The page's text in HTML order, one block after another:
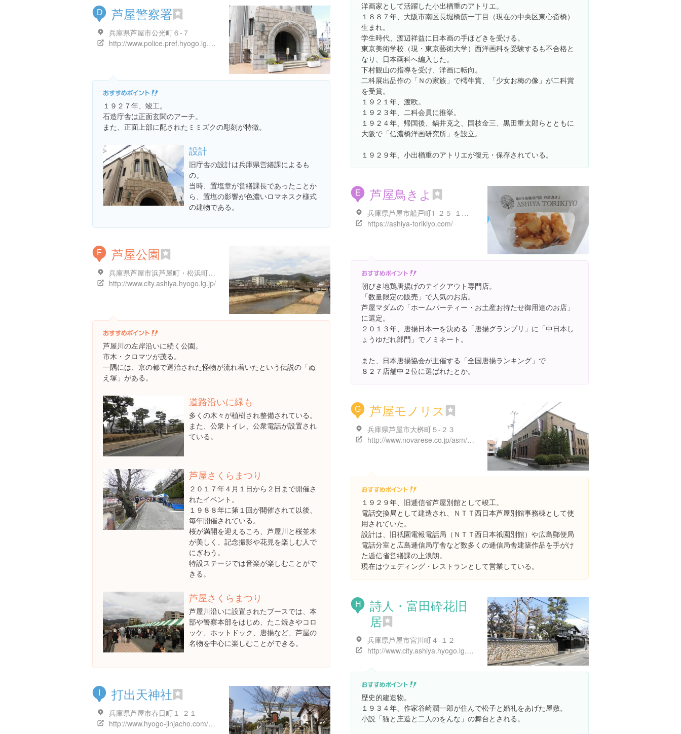
洋画家として活躍した小出楢重のアトリエ。
１８８７年、大阪市南区長堀橋筋一丁目（現在の中央区東心斎橋）
生まれ。
学生時代、渡辺祥益に日本画の手ほどきを受ける。
東京美術学校（現・東京藝術大学）西洋画科を受験するも不合格と
なり、日本画科へ編入した。
下村観山の指導を受け、洋画に転向。
二科展出品作の「Ｎの家族」で樗牛賞、「少女お梅の像」が二科賞
を受賞。
１９２１年、渡欧。
１９２３年、二科会員に推挙。
１９２４年、帰国後、鍋井克之、国枝金三、黒田重太郎らとともに
大阪で「信濃橋洋画研究所」を設立。
１９２９年、小出楢重のアトリエが復元・保存されている。
D 芦屋警察署
兵庫県芦屋市公光町６-７
http://www.police.pref.hyogo.lg.jp/ps/13ashiya/
１９２７年、竣工。
石造庁舎は正面玄関のアーチ。
また、正面上部に配されたミミズクの彫刻が特徴。
設計
旧庁舎の設計は兵庫県営繕課によるも
の。
当時、置塩章が営繕課長であったことか
ら、置塩の影響が色濃いロマネスク様式
の建物である。
E 芦屋鳥きよ
兵庫県芦屋市船戸町1-２５-１１３ アルパ芦屋 東1F
https://ashiya-torikiyo.com/
朝びき地鶏唐揚げのテイクアウト専門店。
「数量限定の販売」で人気のお店。
芦屋マダムの「ホームパーティー・お土産お持たせ御用達のお店」
に選定。
２０１３年、唐揚日本一を決める「唐揚グランプリ」に「中日本し
ょうゆだれ部門」でノミネート。
また、日本唐揚協会が主催する「全国唐揚ランキング」で
８２７店舗中２位に選ばれたとか。
F 芦屋公園
兵庫県芦屋市浜芦屋町・松浜町西部 芦屋川沿い
http://www.city.ashiya.hyogo.lg.jp/
芦屋川の左岸沿いに続く公園。
市木・クロマツが茂る。
一隅には、京の都で退治された怪物が流れ着いたという伝説の「ぬ
え塚」がある。
道路沿いに緑も
多くの木々が植樹され整備されている。
また、公衆トイレ、公衆電話が設置され
ている。
芦屋さくらまつり
２０１７年４月１日から２日まで開催さ
れたイベント。
１９８８年に第１回が開催されて以後、
毎年開催されている。
桜が満開を迎えるころ、芦屋川と桜並木
が美しく、記念撮影や花見を楽しむ人で
にぎわう。
特設ステージでは音楽が楽しむことがで
きる。
芦屋さくらまつり
芦屋川沿いに設置されたブースでは、本
部や警察本部をはじめ、たこ焼きやコロ
ッケ、ホットドック、唐揚など、芦屋の
名物を中心に楽しむことができる。
G 芦屋モノリス
兵庫県芦屋市大桝町５-２３
http://www.novarese.co.jp/asm/restaurant/
１９２９年、旧逓信省芦屋別館として竣工。
電話交換局として建造され、ＮＴＴ西日本芦屋別館事務棟として使
用されていた。
設計は、旧祇園電報電話局（ＮＴＴ西日本祇園別館）や広島郵便局
電話分室と広島逓信局庁舎など数多くの逓信局舎建築作品を手がけ
た逓信省営繕課の上浪朗。
現在はウェディング・レストランとして営業している。
H
詩人・富田砕花旧
居
兵庫県芦屋市宮川町４-１２
http://www.city.ashiya.hyogo.lg.jp/gakushuu/shijin.html
歴史的建造物。
１９３４年、作家谷崎潤一郎が住んで松子と婚礼をあげた屋敷。
小説「猫と庄造と二人のをんな」の舞台とされる。
打出天神社
兵庫県芦屋市春日町１-２１
http://www.hyogo-jinjacho.com/data/6302033.html